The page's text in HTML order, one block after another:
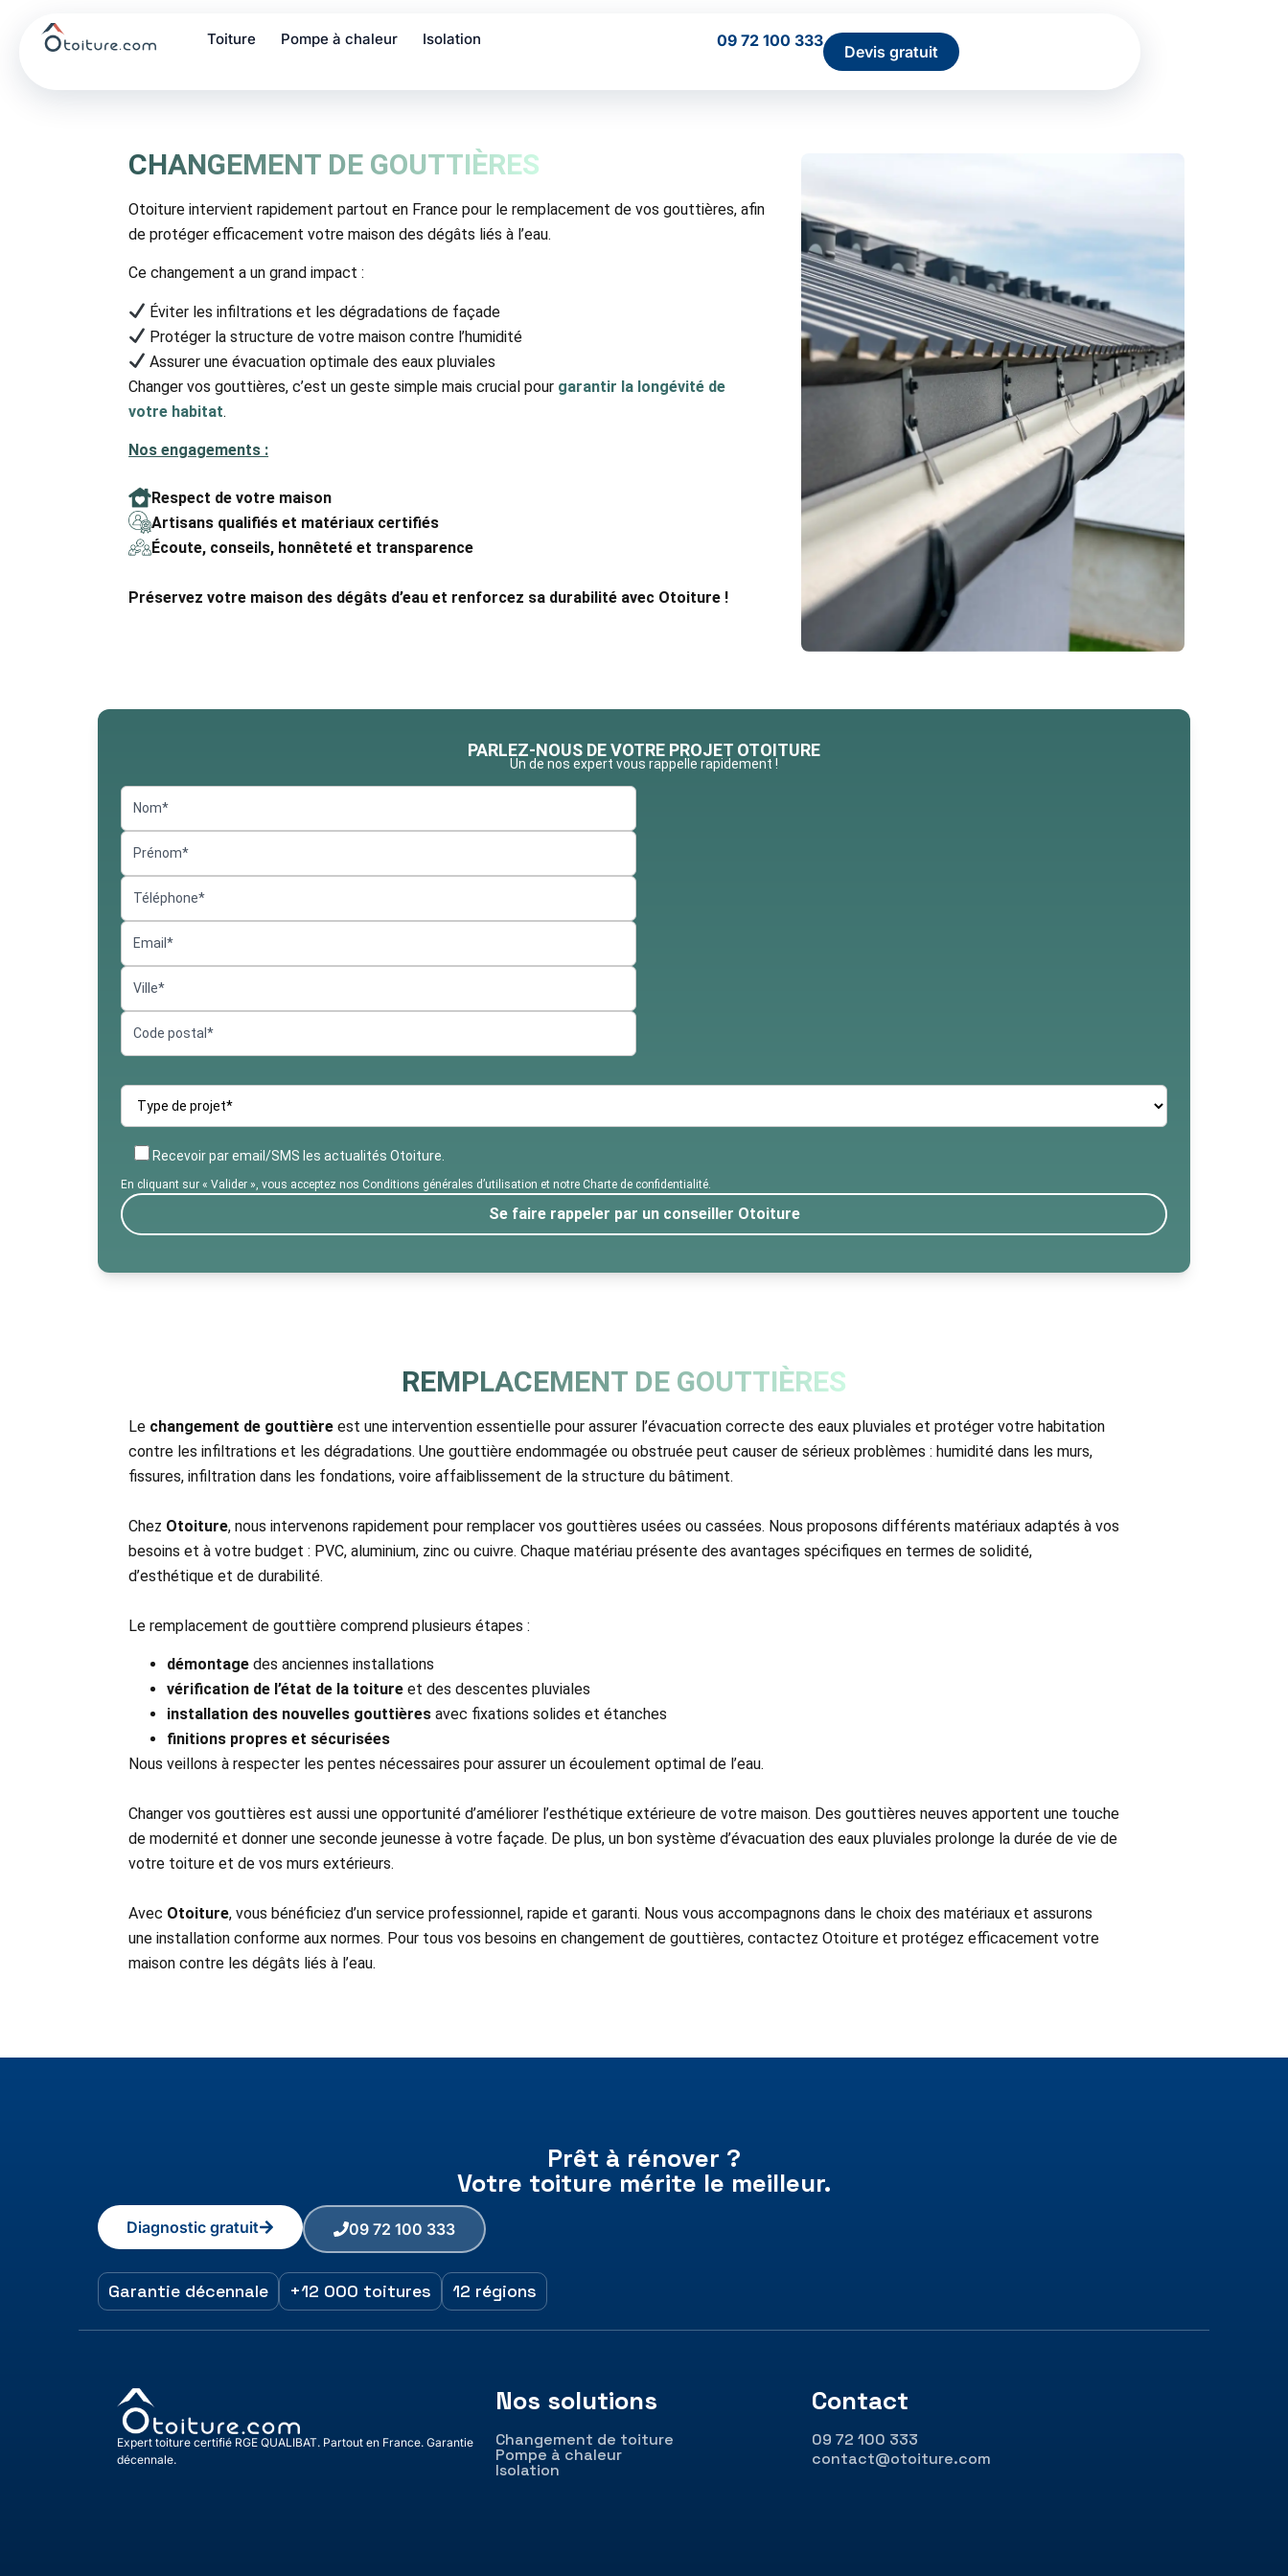
Toiture Pompe à chaleur Isolation 09 72 100 333
Devis gratuit
CHANGEMENT DE GOUTTIÈRES
Otoiture intervient rapidement partout en France pour le remplacement de vos gouttières, afin
de protéger efficacement votre maison des dégâts liés à l’eau.
Ce changement a un grand impact :
Éviter les infiltrations et les dégradations de façade
Protéger la structure de votre maison contre l’humidité
Assurer une évacuation optimale des eaux pluviales
Changer vos gouttières, c’est un geste simple mais crucial pour garantir la longévité de
votre habitat.
Nos engagements :
Respect de votre maison
Artisans qualifiés et matériaux certifiés
Écoute, conseils, honnêteté et transparence
Préservez votre maison des dégâts d’eau et renforcez sa durabilité avec Otoiture !
PARLEZ-NOUS DE VOTRE PROJET OTOITURE
Un de nos expert vous rappelle rapidement !
Recevoir par email/SMS les actualités Otoiture.
En cliquant sur « Valider », vous acceptez nos Conditions générales d’utilisation et notre Charte de confidentialité.
REMPLACEMENT DE GOUTTIÈRES
Le changement de gouttière est une intervention essentielle pour assurer l’évacuation correcte des eaux pluviales et protéger votre habitation
contre les infiltrations et les dégradations. Une gouttière endommagée ou obstruée peut causer de sérieux problèmes : humidité dans les murs,
fissures, infiltration dans les fondations, voire affaiblissement de la structure du bâtiment.
Chez Otoiture, nous intervenons rapidement pour remplacer vos gouttières usées ou cassées. Nous proposons différents matériaux adaptés à vos
besoins et à votre budget : PVC, aluminium, zinc ou cuivre. Chaque matériau présente des avantages spécifiques en termes de solidité,
d’esthétique et de durabilité.
Le remplacement de gouttière comprend plusieurs étapes :
démontage des anciennes installations
vérification de l’état de la toiture et des descentes pluviales
installation des nouvelles gouttières avec fixations solides et étanches
finitions propres et sécurisées
Nous veillons à respecter les pentes nécessaires pour assurer un écoulement optimal de l’eau.
Changer vos gouttières est aussi une opportunité d’améliorer l’esthétique extérieure de votre maison. Des gouttières neuves apportent une touche
de modernité et donner une seconde jeunesse à votre façade. De plus, un bon système d’évacuation des eaux pluviales prolonge la durée de vie de
votre toiture et de vos murs extérieurs.
Avec Otoiture, vous bénéficiez d’un service professionnel, rapide et garanti. Nous vous accompagnons dans le choix des matériaux et assurons
une installation conforme aux normes. Pour tous vos besoins en changement de gouttières, contactez Otoiture et protégez efficacement votre
maison contre les dégâts liés à l’eau.
Prêt à rénover ?
Votre toiture mérite le meilleur.
Diagnostic gratuit 09 72 100 333
Garantie décennale +12 000 toitures 12 régions
Expert toiture certifié RGE QUALIBAT. Partout en France. Garantie
décennale.
Nos solutions
Changement de toiture
Pompe à chaleur
Isolation
Contact
09 72 100 333
contact@otoiture.com